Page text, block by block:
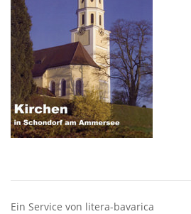
Ein Service von litera-bavarica